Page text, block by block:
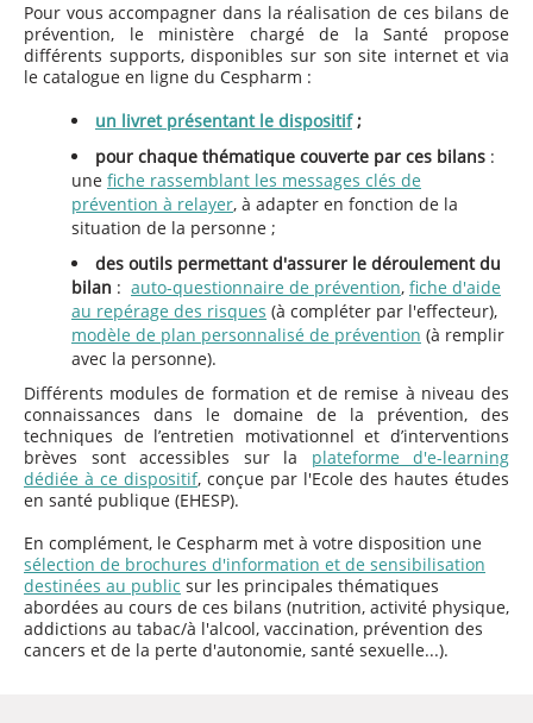
Pour vous accompagner dans la réalisation de ces bilans de
prévention, le ministère chargé de la Santé propose
différents supports, disponibles sur son site internet et via
le catalogue en ligne du Cespharm :
un livret présentant le dispositif;
pour chaque thématique couverte par ces bilans :
une fiche rassemblant les messages clés de
prévention à relayer, à adapter en fonction de la
situation de la personne ;
des outils permettant d'assurer le déroulement du
bilan : auto-questionnaire de prévention, fiche d'aide
au repérage des risques (à compléter par l'effecteur),
modèle de plan personnalisé de prévention (à remplir
avec la personne).
Différents modules de formation et de remise à niveau des
connaissances dans le domaine de la prévention, des
techniques de l’entretien motivationnel et d’interventions
brèves sont accessibles sur la plateforme d'e-learning
dédiée à ce dispositif, conçue par l'Ecole des hautes études
en santé publique (EHESP).
En complément, le Cespharm met à votre disposition une
sélection de brochures d'information et de sensibilisation
destinées au public sur les principales thématiques
abordées au cours de ces bilans (nutrition, activité physique,
addictions au tabac/à l'alcool, vaccination, prévention des
cancers et de la perte d'autonomie, santé sexuelle...).